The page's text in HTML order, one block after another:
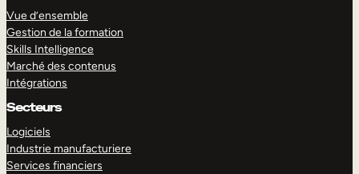
Vue d’ensemble
Gestion de la formation
Skills Intelligence
Marché des contenus
Intégrations
Secteurs
Logiciels
Industrie manufacturiere
Services financiers